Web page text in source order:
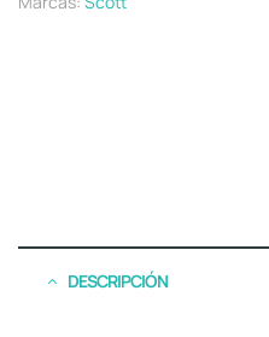
DESCRIPCIÓN